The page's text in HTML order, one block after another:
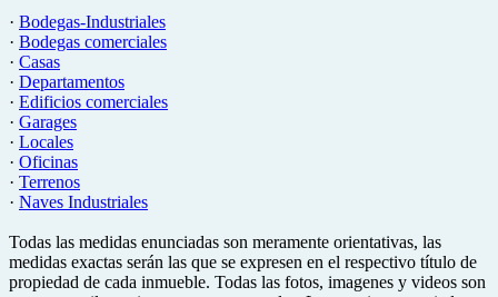
· Bodegas-Industriales
· Bodegas comerciales
· Casas
· Departamentos
· Edificios comerciales
· Garages
· Locales
· Oficinas
· Terrenos
· Naves Industriales
Todas las medidas enunciadas son meramente orientativas, las
medidas exactas serán las que se expresen en el respectivo título de
propiedad de cada inmueble. Todas las fotos, imagenes y videos son